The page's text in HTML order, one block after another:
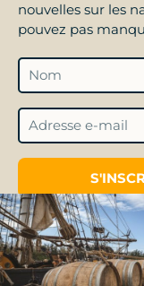
nouvelles sur les
pouvez pas